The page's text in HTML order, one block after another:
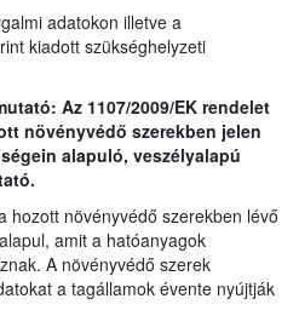
adatokon illetve a
kiadott szükséghelyzeti
Az 1107/2009/EK rendelet
növényvédő szerekben jelen
alapuló, veszélyalapú
hozott növényvédő szerekben lévő
amit a hatóanyagok
A növényvédő szerek
a tagállamok évente nyújtják